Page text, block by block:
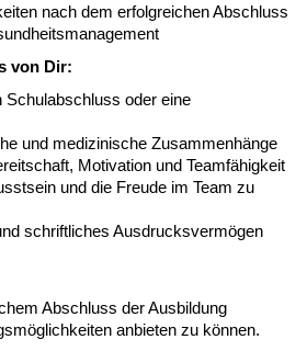
nach dem erfolgreichen Abschluss
von Dir:
Schulabschluss oder eine
und medizinische Zusammenhänge
Motivation und Teamfähigkeit
und die Freude im Team zu
schriftliches Ausdrucksvermögen
Abschluss der Ausbildung
anbieten zu können.